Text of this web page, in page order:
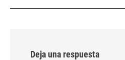
Deja una respuesta